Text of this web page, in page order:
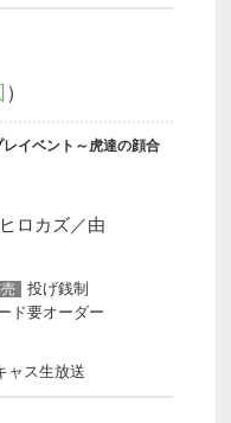
）
イベント～虎達の顔合
ロカズ／由
投げ銭制
ド要オーダー
ャス生放送